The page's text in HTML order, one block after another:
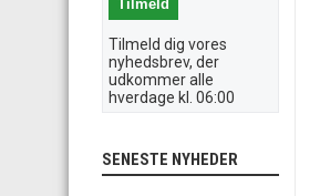
Tilmeld dig vores
nyhedsbrev, der
udkommer alle
hverdage kl. 06:00
SENESTE NYHEDER